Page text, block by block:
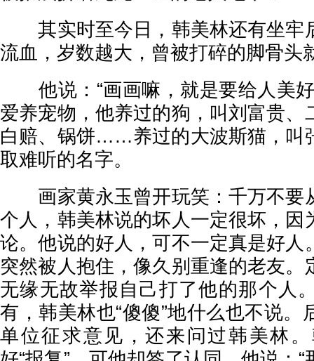
其实时至今日，韩美林还有坐牢
流血，岁数越大，曾被打碎的脚骨头
他说：“画画嘛，就是要给人美好
爱养宠物，他养过的狗，叫刘富贵、
白赔、锅饼……养过的大波斯猫，叫
取难听的名字。
画家黄永玉曾开玩笑：千万不要
个人，韩美林说的坏人一定很坏，因
论。他说的好人，可不一定真是好人
突然被人抱住，像久别重逢的老友。
无缘无故举报自己打了他的那个人
有，韩美林也“傻傻”地什么也不说。
单位征求意见，还来问过韩美林